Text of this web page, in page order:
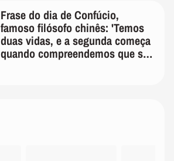
Frase do dia de Confúcio,
famoso filósofo chinês: 'Temos
duas vidas, e a segunda começa
quando compreendemos que só